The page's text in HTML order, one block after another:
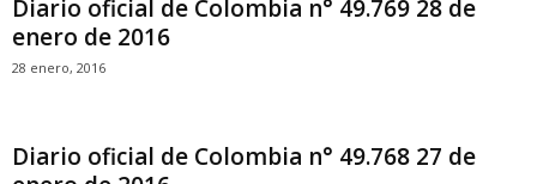
Diario oficial de Colombia n° 49.769 28 de
enero de 2016
28 enero, 2016
Diario oficial de Colombia n° 49.768 27 de